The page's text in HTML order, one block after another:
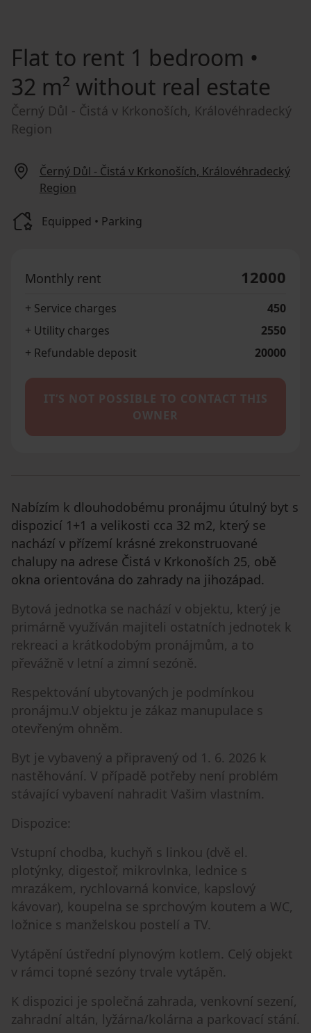
Flat to rent 1 bedroom •
32 m² without real estate
Černý Důl - Čistá v Krkonoších, Královéhradecký
Region
Černý Důl - Čistá v Krkonoších, Královéhradecký
Region
Equipped • Parking
Monthly rent 12000
+ Service charges
450
+ Utility charges
2550
+ Refundable deposit
20000
IT’S NOT POSSIBLE TO CONTACT THIS
OWNER
Nabízím k dlouhodobému pronájmu útulný byt s
dispozicí 1+1 a velikosti cca 32 m2, který se
nachází v přízemí krásné zrekonstruované
chalupy na adrese Čistá v Krkonoších 25, obě
okna orientována do zahrady na jihozápad.
Bytová jednotka se nachází v objektu, který je
primárně využíván majiteli ostatních jednotek k
rekreaci a krátkodobým pronájmům, a to
převážně v letní a zimní sezóně.
Respektování ubytovaných je podmínkou
pronájmu.V objektu je zákaz manupulace s
otevřeným ohněm.
Byt je vybavený a připravený od 1. 6. 2026 k
nastěhování. V případě potřeby není problém
stávající vybavení nahradit Vašim vlastním.
Dispozice:
Vstupní chodba, kuchyň s linkou (dvě el.
plotýnky, digestoř, mikrovlnka, lednice s
mrazákem, rychlovarná konvice, kapslový
kávovar), koupelna se sprchovým koutem a WC,
ložnice s manželskou postelí a TV.
Vytápění ústřední plynovým kotlem. Celý objekt
v rámci topné sezóny trvale vytápěn.
K dispozici je společná zahrada, venkovní sezení,
zahradní altán, lyžárna/kolárna a parkovací stání.